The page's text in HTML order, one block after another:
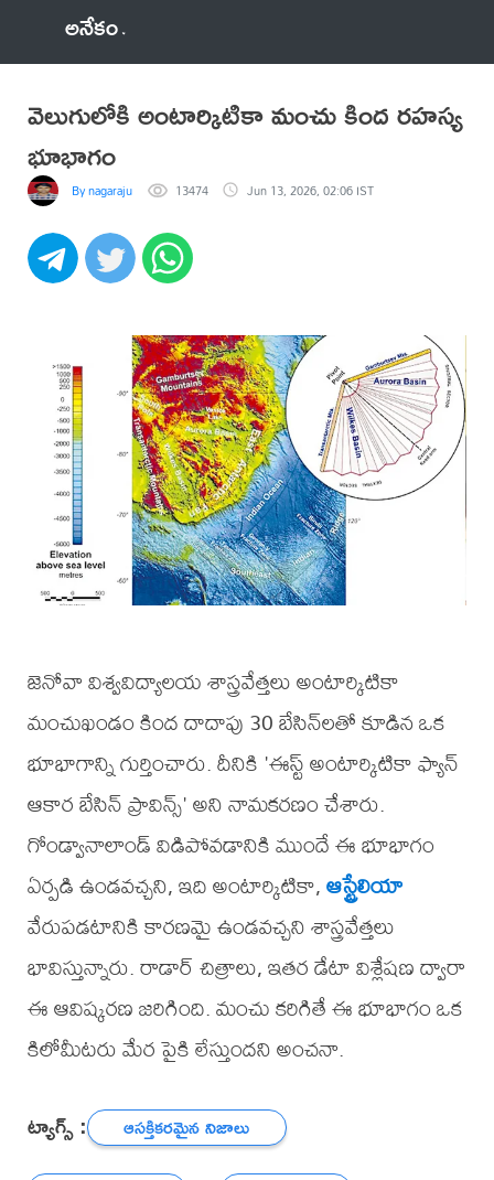
అనేకం
వెలుగులోకి అంటార్కిటికా మంచు కింద రహస్య
భూభాగం
By nagaraju 13474 Jun 13, 2026, 02:06 IST
జెనోవా విశ్వవిద్యాలయ శాస్త్రవేత్తలు అంటార్కిటికా
మంచుఖండం కింద దాదాపు 30 బేసిన్‌లతో కూడిన ఒక
భూభాగాన్ని గుర్తించారు. దీనికి 'ఈస్ట్‌ అంటార్కిటికా ఫ్యాన్‌
ఆకార బేసిన్‌ ప్రావిన్స్‌' అని నామకరణం చేశారు.
గోండ్వానాలాండ్‌ విడిపోవడానికి ముందే ఈ భూభాగం
ఏర్పడి ఉండవచ్చని, ఇది అంటార్కిటికా,ఆస్ట్రేలియా
వేరుపడటానికి కారణమై ఉండవచ్చని శాస్త్రవేత్తలు
భావిస్తున్నారు. రాడార్ చిత్రాలు, ఇతర డేటా విశ్లేషణ ద్వారా
ఈ ఆవిష్కరణ జరిగింది. మంచు కరిగితే ఈ భూభాగం ఒక
కిలోమీటరు మేర పైకి లేస్తుందని అంచనా.
ట్యాగ్స్ :
ఆసక్తికరమైన నిజాలు